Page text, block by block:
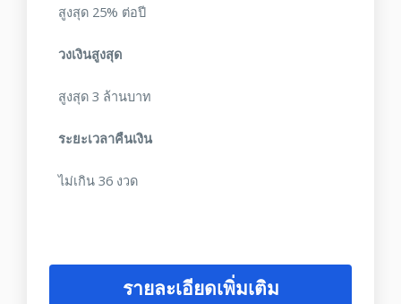
สูงสุด 25% ต่อปี
วงเงินสูงสุด
สูงสุด 3 ล้านบาท
ระยะเวลาคืนเงิน
ไม่เกิน 36 งวด
รายละเอียดเพิ่มเติม